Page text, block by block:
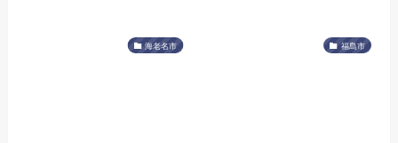
海老名市 福島市